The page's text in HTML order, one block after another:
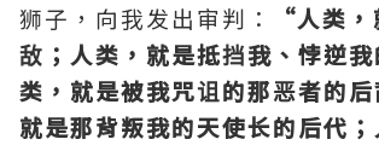
狮子，向我发出审判：
“人类
敌；人类，就是抵挡我、悖逆
类，就是被我咒诅的那恶者的后
就是那背叛我的天使长的后代